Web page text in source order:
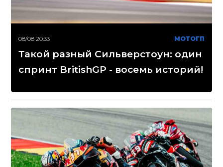
08/08 20:33 МОТОГП
Такой разный Сильверстоун: один
спринт BritishGP - восемь историй!